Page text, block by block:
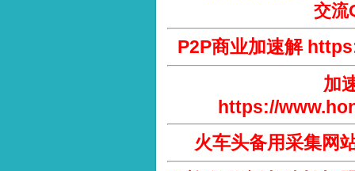
交流
P2P商业加速解
加
https://
火车头备用采集网